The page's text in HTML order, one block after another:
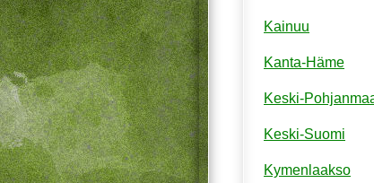
Kainuu
Kanta-Häme
Keski-
Keski-Suomi
Kymenlaakso